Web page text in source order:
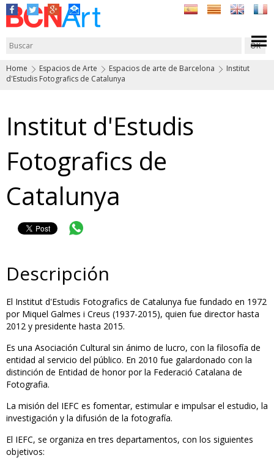
Home Espacios de Arte Espacios de arte de Barcelona
Institut
d'Estudis Fotografics de Catalunya
Institut d'Estudis
Fotografics de
Catalunya
Descripción
El Institut d'Estudis Fotografics de Catalunya fue fundado en 1972
por Miquel Galmes i Creus (1937-2015), quien fue director hasta
2012 y presidente hasta 2015.
Es una Asociación Cultural sin ánimo de lucro, con la filosofía de
entidad al servicio del público. En 2010 fue galardonado con la
distinción de Entidad de honor por la Federació Catalana de
Fotografia.
La misión del IEFC es fomentar, estimular e impulsar el estudio, la
investigación y la difusión de la fotografía.
El IEFC, se organiza en tres departamentos, con los siguientes
objetivos: